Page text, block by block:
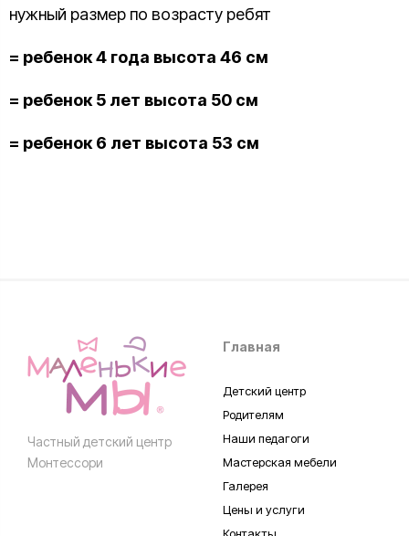
нужный размер по возрасту ребят
= ребенок 4 года высота 46 см
= ребенок 5 лет высота 50 см
= ребенок 6 лет высота 53 см
Частный детский центр
Монтессори
Главная
Детский центр
Родителям
Наши педагоги
Мастерская мебели
Галерея
Цены и услуги